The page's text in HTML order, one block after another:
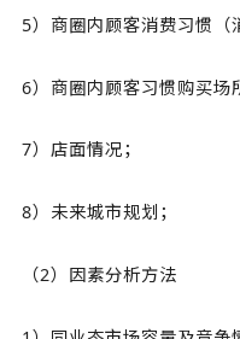
5）商圈内顾客消费习惯（
6）商圈内顾客习惯购买场
7）店面情况；
8）未来城市规划；
（2）因素分析方法